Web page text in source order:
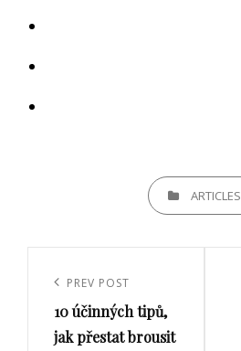
CATEGORIESARTICLES
pro
příspěvek
Previous
Post
PREV POST
10 účinných tipů,
jak přestat brousit